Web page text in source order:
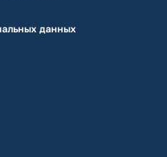
данных